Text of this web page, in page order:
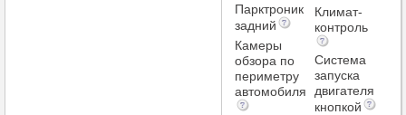
Парктроник
задний
Камеры
обзора по
периметру
автомобиля
Климат-
контроль
Система
запуска
двигателя
кнопкой